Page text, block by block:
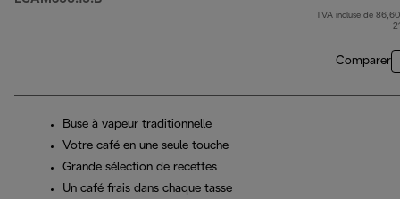
TVA incluse de
Comparer
Buse à vapeur traditionnelle
Votre café en une seule touche
Grande sélection de recettes
Un café frais dans chaque tasse